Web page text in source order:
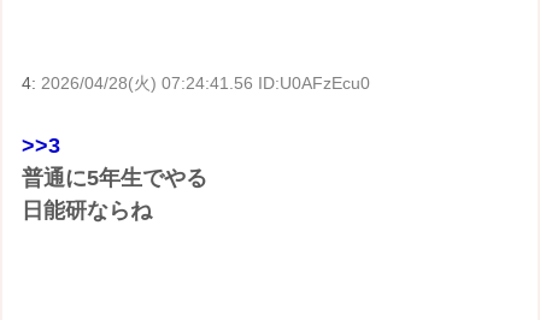
4:2026/04/28(火) 07:24:41.56 ID:U0AFzEcu0
>>3
普通に5年生でやる
日能研ならね